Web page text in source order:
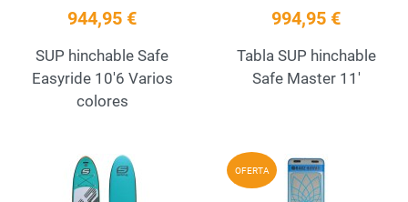
944,95 €
SUP hinchable Safe
Easyride 10'6 Varios
colores
994,95 €
Tabla SUP hinchable
Safe Master 11'
Add to Wishlist
OFERTA